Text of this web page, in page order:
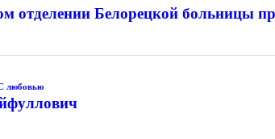
отделении Белорецкой больницы
любовью